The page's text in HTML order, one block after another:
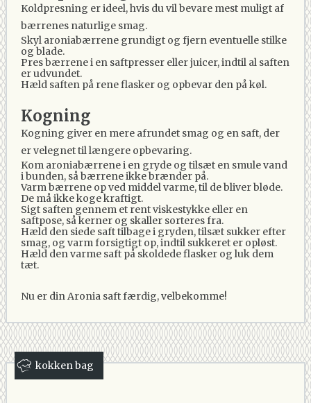
Koldpresning er ideel, hvis du vil bevare mest muligt af
bærrenes naturlige smag.
Skyl aroniabærrene grundigt og fjern eventuelle stilke
og blade.
Pres bærrene i en saftpresser eller juicer, indtil al saften
er udvundet.
Hæld saften på rene flasker og opbevar den på køl.
Kogning
Kogning giver en mere afrundet smag og en saft, der
er velegnet til længere opbevaring.
Kom aroniabærrene i en gryde og tilsæt en smule vand
i bunden, så bærrene ikke brænder på.
Varm bærrene op ved middel varme, til de bliver bløde.
De må ikke koge kraftigt.
Sigt saften gennem et rent viskestykke eller en
saftpose, så kerner og skaller sorteres fra.
Hæld den siede saft tilbage i gryden, tilsæt sukker efter
smag, og varm forsigtigt op, indtil sukkeret er opløst.
Hæld den varme saft på skoldede flasker og luk dem
tæt.
Nu er din Aronia saft færdig, velbekomme!
kokken bag